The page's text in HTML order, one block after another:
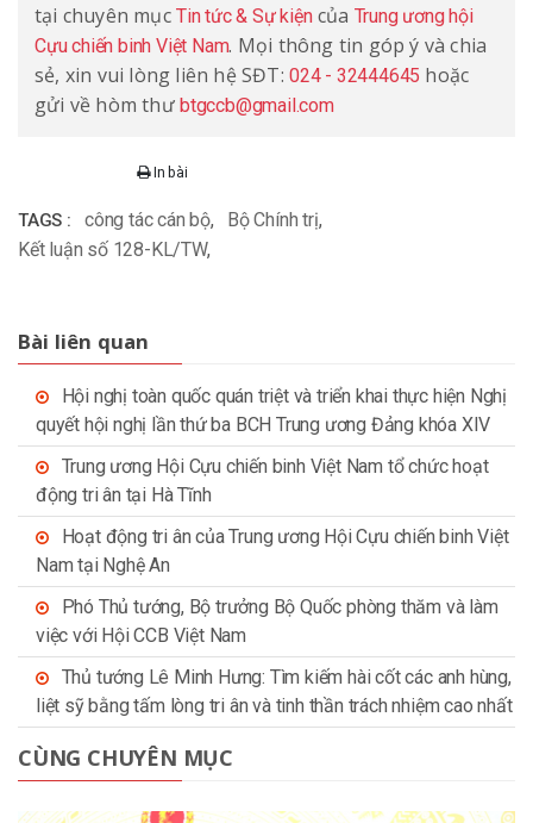
tại chuyên mục Tin tức & Sự kiệncủa Trung ương hội
Cựu chiến binh Việt Nam. Mọi thông tin góp ý và chia
sẻ, xin vui lòng liên hệ SĐT: 024 - 32444645 hoặc
gửi về hòm thư btgccb@gmail.com
In bài
TAGS : công tác cán bộ, Bộ Chính trị,
Kết luận số 128-KL/TW,
Bài liên quan
Hội nghị toàn quốc quán triệt và triển khai thực hiện Nghị
quyết hội nghị lần thứ ba BCH Trung ương Đảng khóa XIV
Trung ương Hội Cựu chiến binh Việt Nam tổ chức hoạt
động tri ân tại Hà Tĩnh
Hoạt động tri ân của Trung ương Hội Cựu chiến binh Việt
Nam tại Nghệ An
Phó Thủ tướng, Bộ trưởng Bộ Quốc phòng thăm và làm
việc với Hội CCB Việt Nam
Thủ tướng Lê Minh Hưng: Tìm kiếm hài cốt các anh hùng,
liệt sỹ bằng tấm lòng tri ân và tinh thần trách nhiệm cao nhất
CÙNG CHUYÊN MỤC